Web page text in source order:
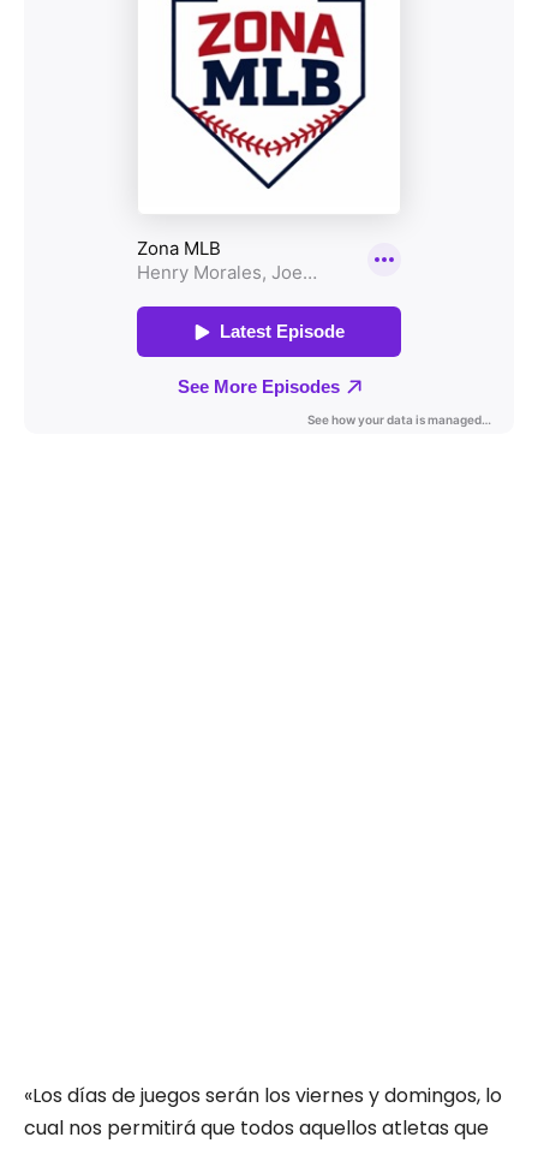
«Los días de juegos serán los viernes y domingos, lo
cual nos permitirá que todos aquellos atletas que